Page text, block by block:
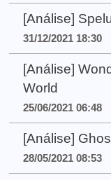
[Análise]
31/12/2021 18:30
[Análise]
World
25/06/2021 06:48
[Análise]
28/05/2021 08:53